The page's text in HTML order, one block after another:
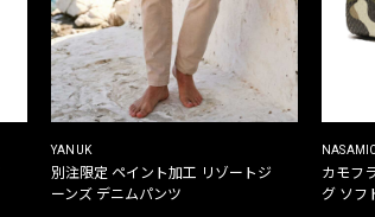
YANUK
別注限定 ペイント加工 リゾートジ
ーンズ デニムパンツ
カモフ
グ ソフ